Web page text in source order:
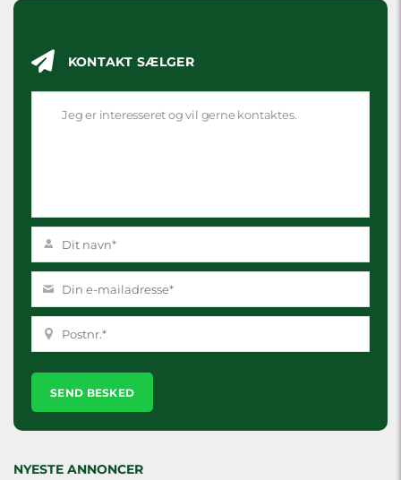
KONTAKT SÆLGER
Please
leave
empty.
NYESTE ANNONCER